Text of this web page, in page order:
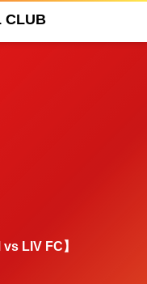
CLUB
LIV FC】